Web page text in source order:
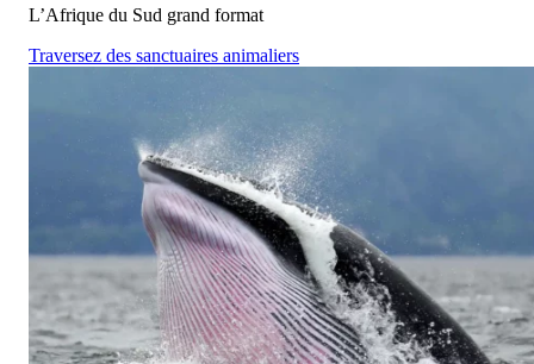
L’Afrique du Sud grand format
Traversez des sanctuaires animaliers